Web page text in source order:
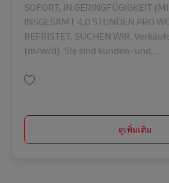
SOFORT, IN GERINGFÜGIGKEIT
INSGESAMT 4,0 STUNDEN PRO
BEFRISTET, SUCHEN WIR.
(m/w/d). Sie sind kunden- und...
ดูเพิ่มเติม